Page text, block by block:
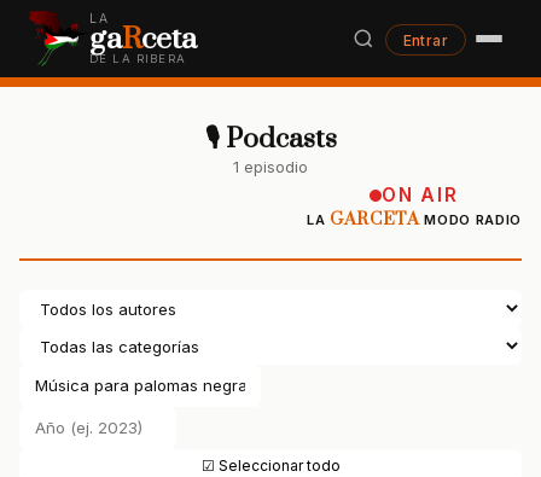
LA
gaRceta
DE LA RIBERA
Entrar
🎙 Podcasts
1 episodio
ON AIR
LA GARCETAMODO RADIO
☑ Seleccionar todo